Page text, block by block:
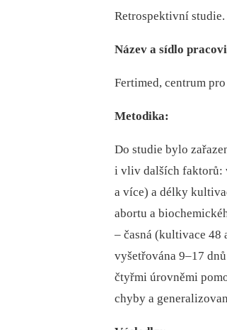
Retrospektivní studie.
Název a sídlo
Fertimed, centrum
Metodika:
Do studie bylo
i vliv dalších faktorů:
a více) a délky
abortu a
–⁠ časná (kultivace 48
vyšetřována 9–17
čtyřmi úrovněmi
chyby a